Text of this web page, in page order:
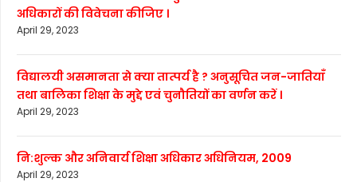
अधिकारों की विवेचना कीजिए ।
April 29, 2023
विद्यालयी असमानता से क्या तात्पर्य है ? अनुसूचित जन-जातियाँ
तथा बालिका शिक्षा के मुद्दे एवं चुनौतियों का वर्णन करें ।
April 29, 2023
नि:शुल्क और अनिवार्य शिक्षा अधिकार अधिनियम, 2009
April 29, 2023